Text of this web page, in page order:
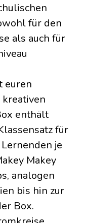
für den
als auch für
euren
enthält
für
je
Makey
analogen
bis hin zur
Box.